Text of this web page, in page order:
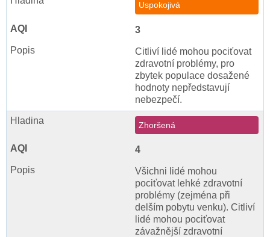
Uspokojivá
3
Citliví lidé mohou pociťovat
zdravotní problémy, pro
zbytek populace dosažené
hodnoty nepředstavují
nebezpečí.
Zhoršená
4
Všichni lidé mohou
pociťovat lehké zdravotní
problémy (zejména při
delším pobytu venku). Citliví
lidé mohou pociťovat
závažnější zdravotní